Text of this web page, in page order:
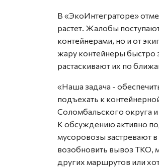
В «ЭкоИнтеграторе»
растет. Жалобы
контейнерами, но и от
жару контейнеры быстро
растаскивают их по
«Наша задача -
подъехать к
Соломбальского округа
К обсуждению активно
мусоровозы застревают
возобновить вывоз ТКО,
других маршрутов или